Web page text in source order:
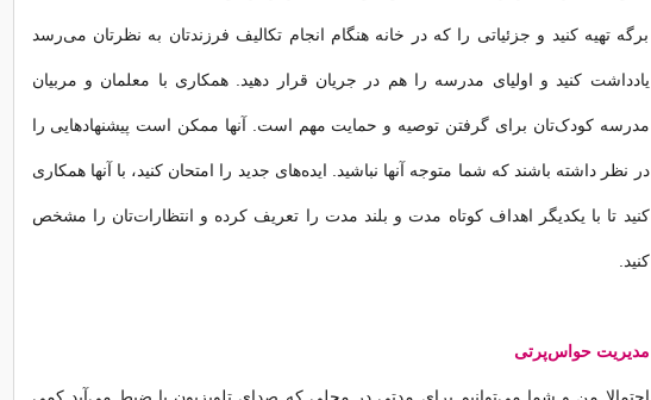
برگه تهیه کنید و جزئیاتی را که در خانه هنگام انجام تکالیف فرزندتان به نظرتان می‌رسد
یادداشت کنید و اولیای مدرسه را هم در جریان قرار دهید. همکاری با معلمان و مربیان
مدرسه کودک‌تان برای گرفتن توصیه و حمایت مهم است. آنها ممکن است پیشنهادهایی را
در نظر داشته باشند که شما متوجه آنها نباشید. ایده‌های جدید را امتحان کنید، با آنها همکاری
کنید تا با یکدیگر اهداف کوتاه مدت و بلند مدت را تعریف کرده و انتظارات‌تان را مشخص
کنید.
مدیریت حواس‌پرتی